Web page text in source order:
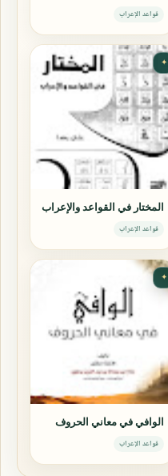
قواعد الإعراب
✦
المختار في القواعد والإعراب
قواعد الإعراب
✦
الوافي في معاني الحروف
قواعد الإعراب